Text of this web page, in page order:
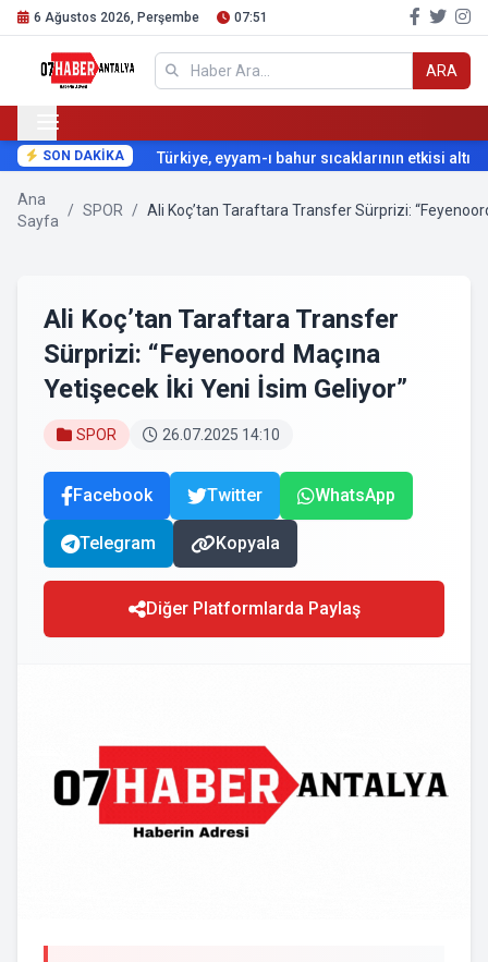
6 Ağustos 2026, Perşembe 07:51
ARA
SON DAKİKA Türkiye, eyyam-ı bahur sıcaklarının etkisi altına
Ana
Sayfa
/ SPOR / Ali Koç’tan Taraftara Transfer Sürprizi:
Ali Koç’tan Taraftara Transfer
Sürprizi: “Feyenoord Maçına
Yetişecek İki Yeni İsim Geliyor”
SPOR 26.07.2025 14:10
Facebook Twitter WhatsApp
Telegram Kopyala
Diğer Platformlarda Paylaş